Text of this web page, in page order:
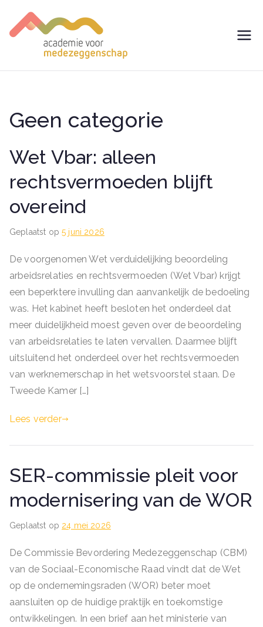
naar
de
voor
enschap
Geen categorie
Wet Vbar: alleen
rechtsvermoeden blijft
overeind
Geplaatst op5 juni 2026
De voorgenomen Wet verduidelijking beoordeling
arbeidsrelaties en rechtsvermoeden (Wet Vbar) krijgt
een beperktere invulling dan aanvankelijk de bedoeling
was. Het kabinet heeft besloten het onderdeel dat
meer duidelijkheid moest geven over de beoordeling
van arbeidsrelaties te laten vervallen. Daarmee blijft
uitsluitend het onderdeel over het rechtsvermoeden
van werknemerschap in het wetsvoorstel staan. De
Tweede Kamer […]
Lees verder
SER-commissie pleit voor
modernisering van de WOR
Geplaatst op 24 mei 2026
De Commissie Bevordering Medezeggenschap (CBM)
van de Sociaal-Economische Raad vindt dat de Wet
op de ondernemingsraden (WOR) beter moet
aansluiten op de huidige praktijk en toekomstige
ontwikkelingen. In een brief aan het ministerie van